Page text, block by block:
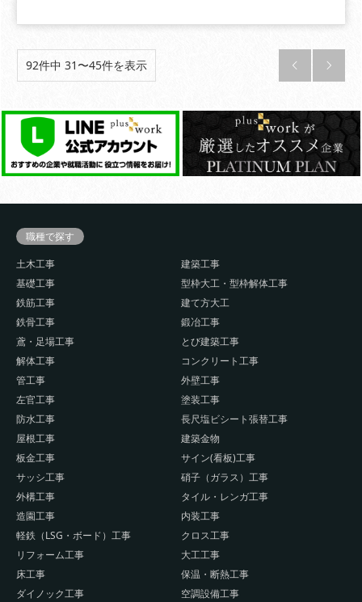
92件中 31〜45件を表示  
職種で探す
土木工事
建築工事
基礎工事
型枠大工・型枠解体工事
鉄筋工事
建て方大工
鉄骨工事
鍛冶工事
鳶・足場工事
とび建築工事
解体工事
コンクリート工事
管工事
外壁工事
左官工事
塗装工事
防水工事
長尺塩ビシート張替工事
屋根工事
建築金物
板金工事
サイン(看板)工事
サッシ工事
硝子（ガラス）工事
外構工事
タイル・レンガ工事
造園工事
内装工事
軽鉄（LSG・ボード）工事
クロス工事
リフォーム工事
大工工事
床工事
保温・断熱工事
ダイノック工事
空調設備工事